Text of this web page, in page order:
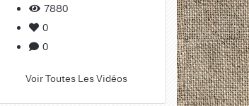
7880
0
0
Voir Toutes Les Vidéos